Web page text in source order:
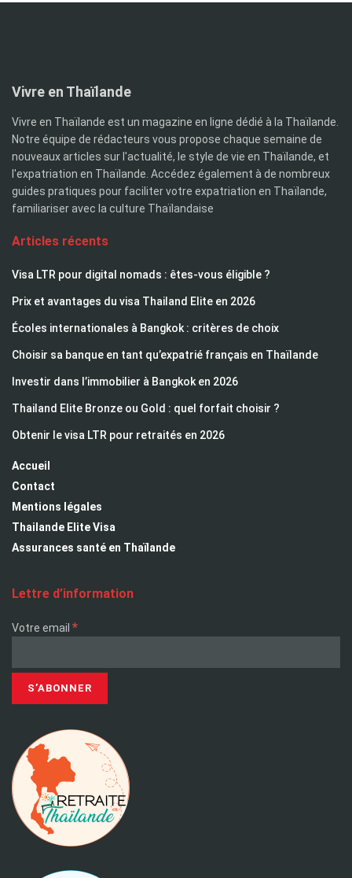
Vivre en Thaïlande
Vivre en Thaïlande est un magazine en ligne dédié à la Thaïlande.
Notre équipe de rédacteurs vous propose chaque semaine de
nouveaux articles sur l'actualité, le style de vie en Thaïlande, et
l'expatriation en Thaïlande. Accédez également à de nombreux
guides pratiques pour faciliter votre expatriation en Thaïlande,
familiariser avec la culture Thaïlandaise
Articles récents
Visa LTR pour digital nomads : êtes-vous éligible ?
Prix et avantages du visa Thailand Elite en 2026
Écoles internationales à Bangkok : critères de choix
Choisir sa banque en tant qu’expatrié français en Thaïlande
Investir dans l’immobilier à Bangkok en 2026
Thailand Elite Bronze ou Gold : quel forfait choisir ?
Obtenir le visa LTR pour retraités en 2026
Accueil
Contact
Mentions légales
Thailande Elite Visa
Assurances santé en Thaïlande
Lettre d’information
Votre email *